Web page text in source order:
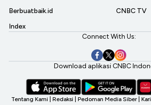
Berbuatbaik.id
Index
CNBC TV
Connect With Us:
Download aplikasi CNBC
Tentang Kami Redaksi Pedoman Media Siber